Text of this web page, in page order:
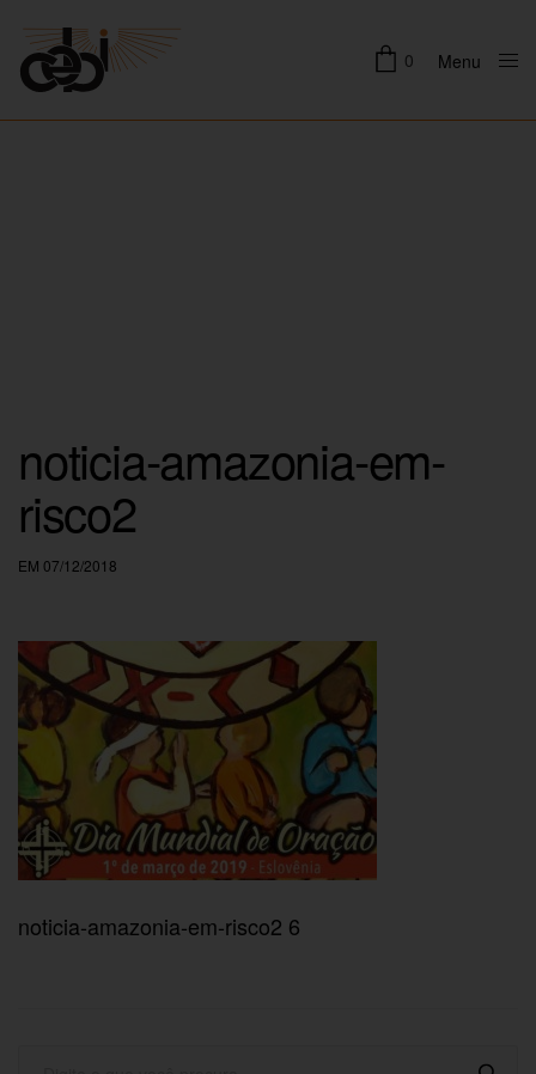
0 Menu
noticia-amazonia-em-
risco2
EM 07/12/2018
noticia-amazonia-em-risco2 6